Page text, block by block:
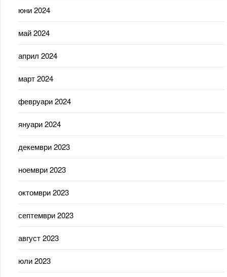
юни 2024
май 2024
април 2024
март 2024
февруари 2024
януари 2024
декември 2023
ноември 2023
октомври 2023
септември 2023
август 2023
юли 2023